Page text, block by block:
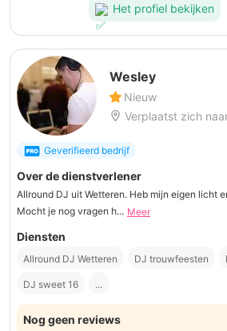
Het profiel bekijken
Wesley
Nieuw
Verplaatst zich
Geverifieerd bedrijf
Over de dienstverlener
Allround DJ uit Wetteren. Heb mijn eigen licht
Mocht je nog vragen h... Meer
Diensten
Allround DJ Wetteren DJ trouwfeesten
DJ sweet 16 ...
Nog geen reviews